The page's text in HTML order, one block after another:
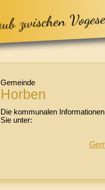
zwischen
Gemeinde
Horben
Die kommunalen
Sie unter: